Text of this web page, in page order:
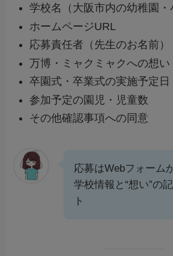
学校名（大阪市内の幼稚園・
ホームページURL
応募責任者（先生のお名前）
万博・ミャクミャクへの想い
卒園式・卒業式の実施予定日
参加予定の園児・児童数
その他確認事項への同意
応募はWebフォーム
学校情報と“想い”の
ト